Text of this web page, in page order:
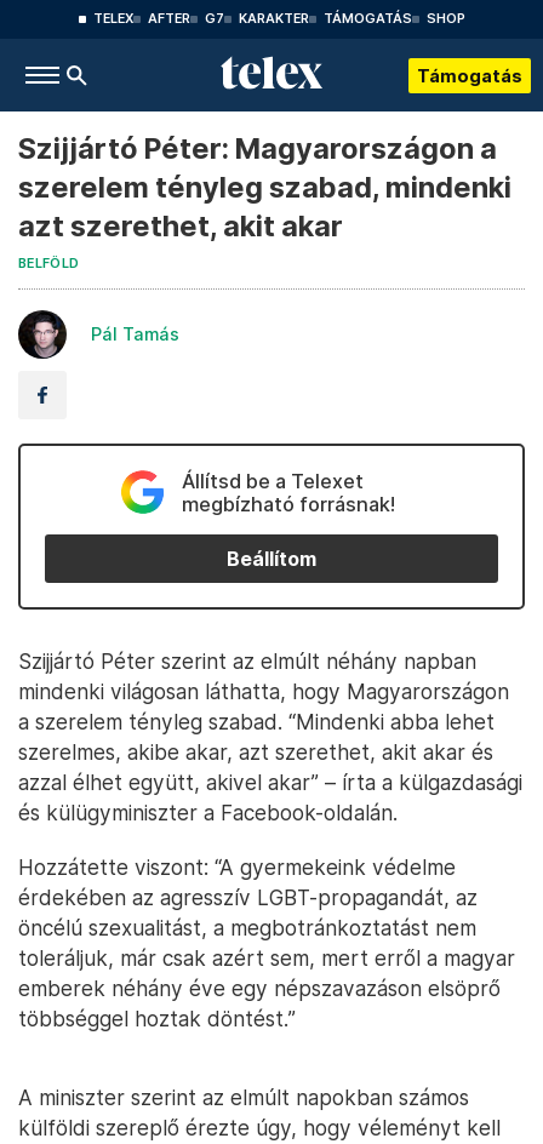
TELEX AFTER G7 KARAKTER TÁMOGATÁS SHOP
Támogatás
Szijjártó Péter: Magyarországon a
szerelem tényleg szabad, mindenki
azt szerethet, akit akar
BELFÖLD
Pál Tamás
Állítsd be a Telexet
megbízható forrásnak!
Beállítom
Szijjártó Péter szerint az elmúlt néhány napban
mindenki világosan láthatta, hogy Magyarországon
a szerelem tényleg szabad. “Mindenki abba lehet
szerelmes, akibe akar, azt szerethet, akit akar és
azzal élhet együtt, akivel akar” – írta a külgazdasági
és külügyminiszter a Facebook-oldalán.
Hozzátette viszont: “A gyermekeink védelme
érdekében az agresszív LGBT-propagandát, az
öncélú szexualitást, a megbotránkoztatást nem
toleráljuk, már csak azért sem, mert erről a magyar
emberek néhány éve egy népszavazáson elsöprő
többséggel hoztak döntést.”
A miniszter szerint az elmúlt napokban számos
külföldi szereplő érezte úgy, hogy véleményt kell